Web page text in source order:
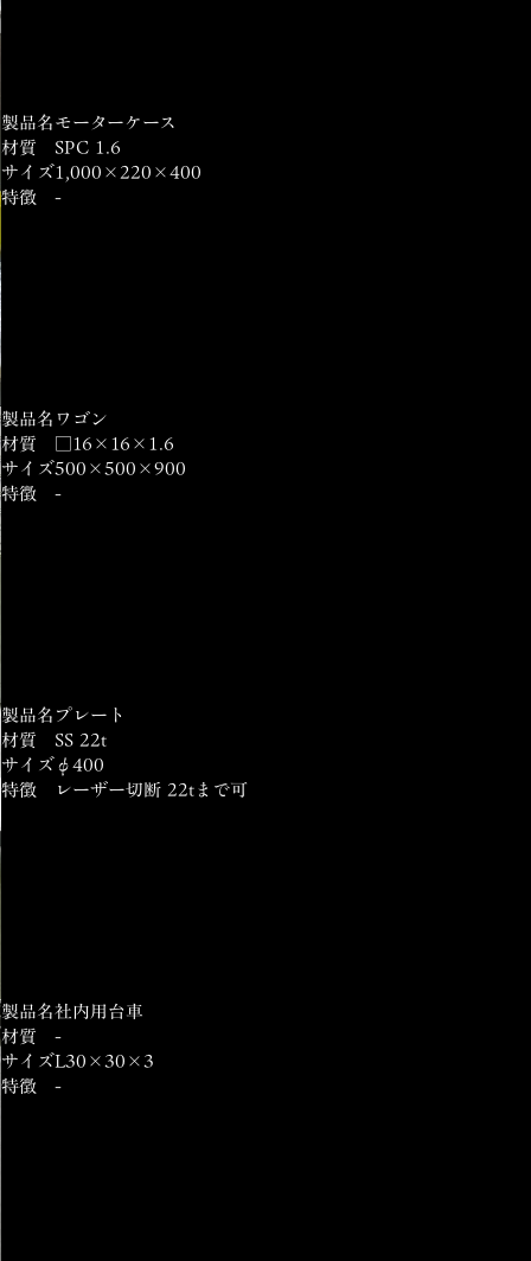
製品名モーターケース
材質 SPC 1.6
サイズ1,000×220×400
特徴 -
製品名ワゴン
材質 □16×16×1.6
サイズ500×500×900
特徴 -
製品名プレート
材質 SS 22t
サイズφ400
特徴 レーザー切断 22tまで可
製品名社内用台車
材質 -
サイズL30×30×3
特徴 -